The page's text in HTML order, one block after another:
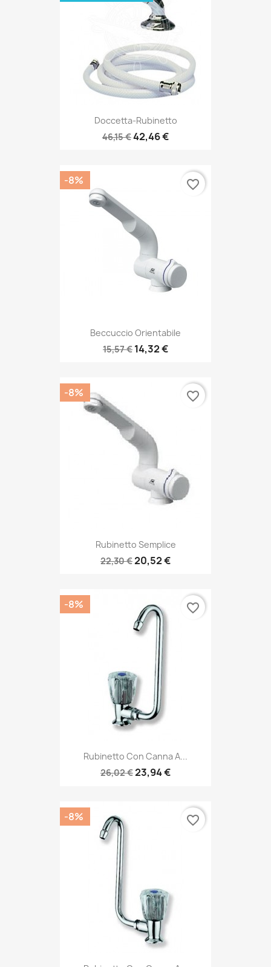
Doccetta-Rubinetto
46,15 €42,46 €
Beccuccio Orientabile
15,57 € 14,32 €
-8% favorite_border
Rubinetto Semplice
22,30 €20,52 €
-8% favorite_border
Rubinetto Con Canna A...
26,02 €23,94 €
-8% favorite_border
-8% favorite_border